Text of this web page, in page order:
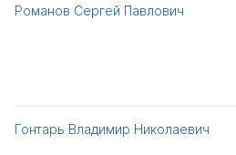
Романов Сергей Павлович
Гонтарь Владимир Николаевич